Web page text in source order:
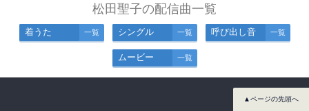
松田聖子の配信曲一覧
着うた 一覧 シングル 一覧 呼び出し音 一覧
ムービー 一覧
▲ページの先頭へ